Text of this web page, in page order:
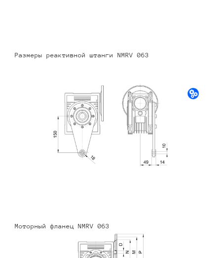
Размеры реактивной штанги NMRV 063
Моторный фланец NMRV 063